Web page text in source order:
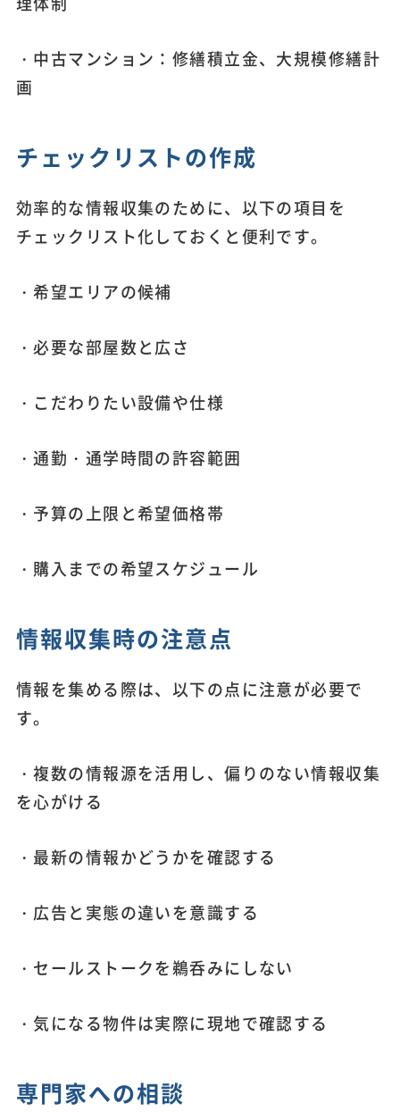
・中古マンション：修繕積立金、大規模修繕計
画
チェックリストの作成
効率的な情報収集のために、以下の項目を
チェックリスト化しておくと便利です。
・希望エリアの候補
・必要な部屋数と広さ
・こだわりたい設備や仕様
・通勤・通学時間の許容範囲
・予算の上限と希望価格帯
・購入までの希望スケジュール
情報収集時の注意点
情報を集める際は、以下の点に注意が必要で
す。
・複数の情報源を活用し、偏りのない情報収集
を心がける
・最新の情報かどうかを確認する
・広告と実態の違いを意識する
・セールストークを鵜呑みにしない
・気になる物件は実際に現地で確認する
専門家への相談